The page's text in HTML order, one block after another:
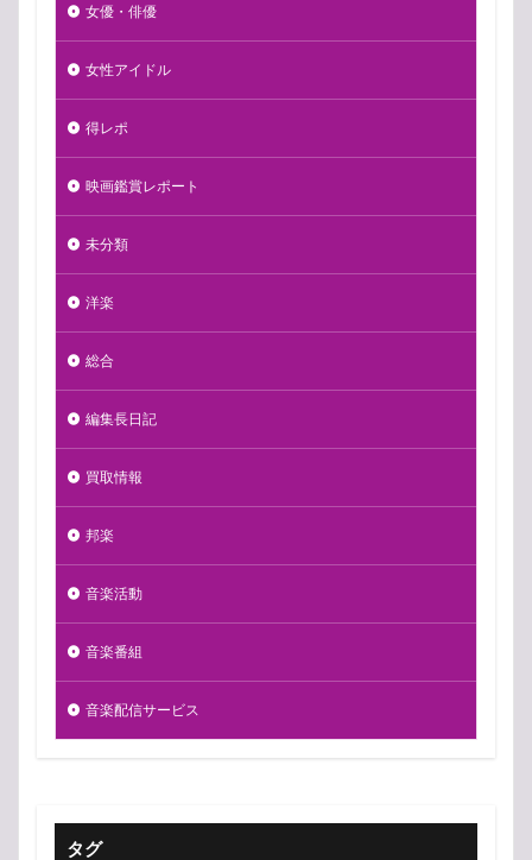
女優・俳優
女性アイドル
得レポ
映画鑑賞レポート
未分類
洋楽
総合
編集長日記
買取情報
邦楽
音楽活動
音楽番組
音楽配信サービス
タグ